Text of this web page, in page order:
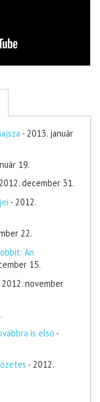
- 2013. január
19.
december 31.
- 2012.
22.
An
15.
2012. november
is első -
- 2012.